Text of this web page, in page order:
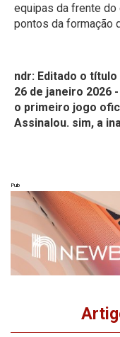
equipas da frente do
pontos da formação
ndr: Editado o
26 de janeiro 2026
o primeiro jogo
Assinalou. sim, a
Pub